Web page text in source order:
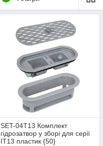
SET-04T13 Комплект
гідрозатвор у зборі для серії
IT13 пластик {50}